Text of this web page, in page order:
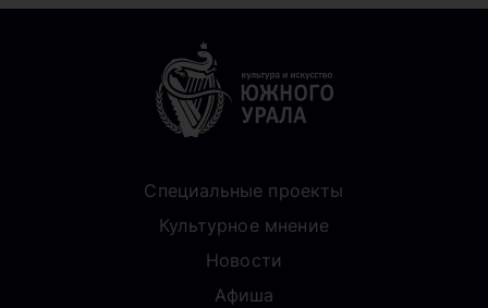
Специальные проекты
Культурное мнение
Новости
Афиша